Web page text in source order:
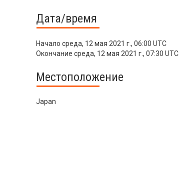
Дата/время
Начало среда, 12 мая 2021 г., 06:00 UTC
Окончание среда, 12 мая 2021 г., 07:30 UTC
Местоположение
Japan